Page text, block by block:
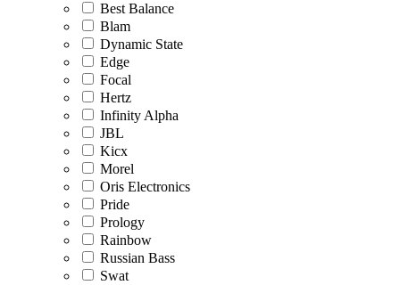
Best Balance
Blam
Dynamic State
Edge
Focal
Hertz
Infinity Alpha
JBL
Kicx
Morel
Oris Electronics
Pride
Prology
Rainbow
Russian Bass
Swat